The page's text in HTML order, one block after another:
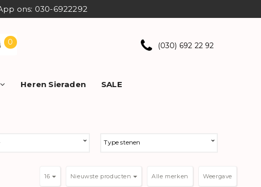
ons: 030-6922292
0 (030) 692 22 92
Heren Sieraden SALE
Type stenen
Weergave
Nieuwste producten
16